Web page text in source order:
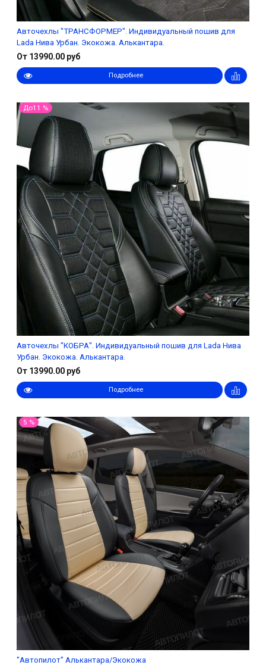
Авточехлы "ТРАНСФОРМЕР". Индивидуальный пошив для
Lada Нива Урбан. Экокожа. Алькантара.
От 13990.00 руб
Подробнее
До11 %
Авточехлы "КОБРА". Индивидуальный пошив для Lada Нива
Урбан. Экокожа. Алькантара.
От 13990.00 руб
Подробнее
5 %
"Автопилот" Алькантара/Экокожа